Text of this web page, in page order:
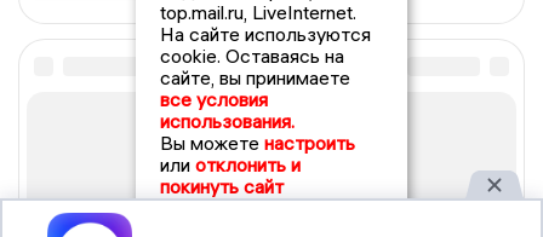
top.mail.ru, LiveInternet.
На сайте используются
cookie. Оставаясь на
сайте, вы принимаете
все условия
использования.
Вы можете настроить
или отклонить и
покинуть сайт